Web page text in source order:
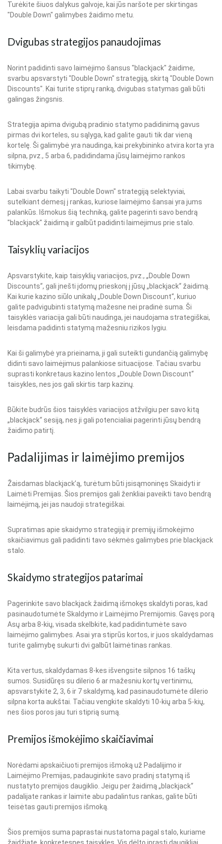
Turėkite šiuos dalykus galvoje, kai jūs naršote per skirtingas
"Double Down" galimybes žaidimo metu.
Dvigubas strategijos panaudojimas
Norint padidinti savo laimėjimo šansus "blackjack" žaidime,
svarbu apsvarstyti "Double Down" strategiją, skirtą "Double Down
Discounts". Kai turite stiprų ranką, dvigubas statymas gali būti
galingas žingsnis.
Strategija apima dvigubą pradinio statymo padidinimą gavus
pirmas dvi korteles, su sąlyga, kad galite gauti tik dar vieną
kortelę. Ši galimybė yra naudinga, kai prekybininko atvira korta yra
silpna, pvz., 5 arba 6, padidindama jūsų laimėjimo rankos
tikimybę.
Labai svarbu taikyti "Double Down" strategiją selektyviai,
sutelkiant dėmesį į rankas, kuriose laimėjimo šansai yra jums
palankūs. Išmokus šią techniką, galite pagerinti savo bendrą
"blackjack" žaidimą ir galbūt padidinti laimėjimus prie stalo.
Taisyklių variacijos
Apsvarstykite, kaip taisyklių variacijos, pvz., „Double Down
Discounts“, gali įnešti įdomų prieskonį į jūsų „blackjack“ žaidimą.
Kai kurie kazino siūlo unikalų „Double Down Discount“, kuriuo
galite padvigubinti statymą mažesne nei pradinė suma. Ši
taisyklės variacija gali būti naudinga, jei naudojama strategiškai,
leisdama padidinti statymą mažesniu rizikos lygiu.
Kai ši galimybė yra prieinama, ji gali suteikti gundančią galimybę
didinti savo laimėjimus palankiose situacijose. Tačiau svarbu
suprasti konkretaus kazino lentos „Double Down Discount“
taisykles, nes jos gali skirtis tarp kazinų.
Būkite budrūs šios taisyklės variacijos atžvilgiu per savo kitą
„blackjack“ sesiją, nes ji gali potencialiai pagerinti jūsų bendrą
žaidimo patirtį.
Padalijimas ir laimėjimo premijos
Žaisdamas blackjack’ą, turėtum būti įsisąmoninęs Skaidyti ir
Laimėti Premijas. Šios premijos gali ženkliai paveikti tavo bendrą
laimėjimą, jei jas naudoji strategiškai.
Supratimas apie skaidymo strategiją ir premijų išmokėjimo
skaičiavimus gali padidinti tavo sėkmės galimybes prie blackjack
stalo.
Skaidymo strategijos patarimai
Pagerinkite savo blackjack žaidimą išmokęs skaldyti poras, kad
pasinaudotumėte Skaldymo ir Laimėjimo Premijomis. Gavęs porą
Asų arba 8-kių, visada skelbkite, kad padidintumėte savo
laimėjimo galimybes. Asai yra stiprūs kortos, ir juos skaldydamas
turite galimybę sukurti dvi galbūt laimėtinas rankas.
Kita vertus, skaldydamas 8-kes išvengsite silpnos 16 taškų
sumos. Susidūręs su dilerio 6 ar mažesniu kortų vertinimu,
apsvarstykite 2, 3, 6 ir 7 skaldymą, kad pasinaudotumėte dilerio
silpna korta aukštai. Tačiau vengkite skaldyti 10-kių arba 5-kių,
nes šios poros jau turi stiprią sumą.
Premijos išmokėjimo skaičiavimai
Norėdami apskaičiuoti premijos išmoką už Padalijimo ir
Laimėjimo Premijas, padauginkite savo pradinį statymą iš
nustatyto premijos daugiklio. Jeigu per žaidimą „blackjack“
padalijate rankas ir laimite abu padalintus rankas, galite būti
teisėtas gauti premijos išmoką.
Šios premijos suma paprastai nustatoma pagal stalo, kuriame